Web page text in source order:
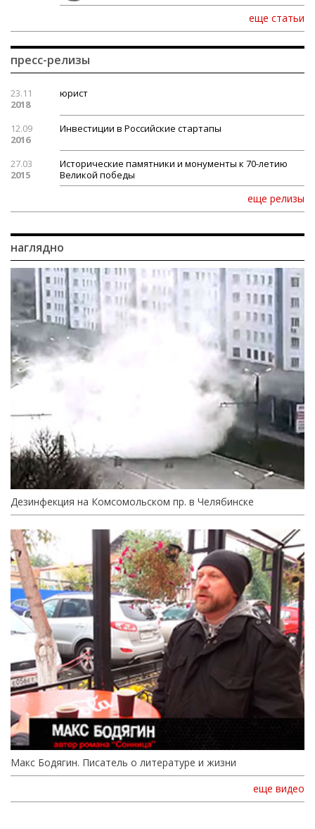
еще статьи
пресс-релизы
23.11
2018
юрист
12.09
2016
Инвестиции в Российские стартапы
27.03
2015
Исторические памятники и монументы к 70-летию
Великой победы
еще релизы
наглядно
Дезинфекция на Комсомольском пр. в Челябинске
Макс Бодягин. Писатель о литературе и жизни
еще видео